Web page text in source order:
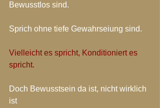
Bewusstlos sind.
Sprich ohne tiefe Gewahrseiung sind.
Vielleicht es spricht, Konditioniert es
spricht.
Doch Bewusstsein da ist, nicht wirklich
ist